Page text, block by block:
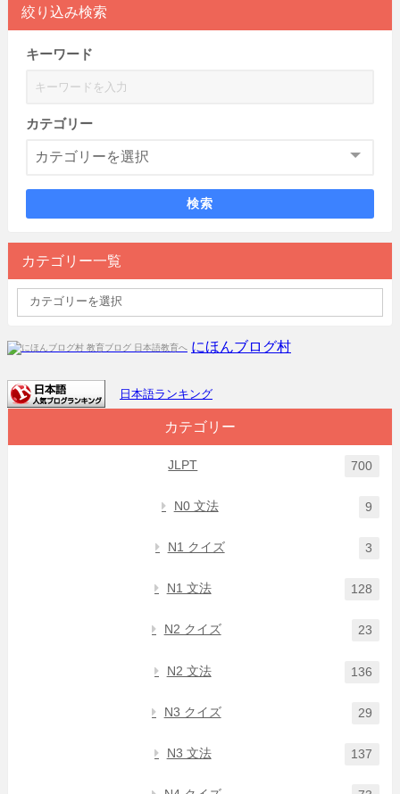
絞り込み検索
キーワード
カテゴリー
検索
カテゴリー一覧
にほんブログ村
日本語ランキング
カテゴリー
JLPT 700
N0 文法 9
N1 クイズ 3
N1 文法 128
N2 クイズ 23
N2 文法 136
N3 クイズ 29
N3 文法 137